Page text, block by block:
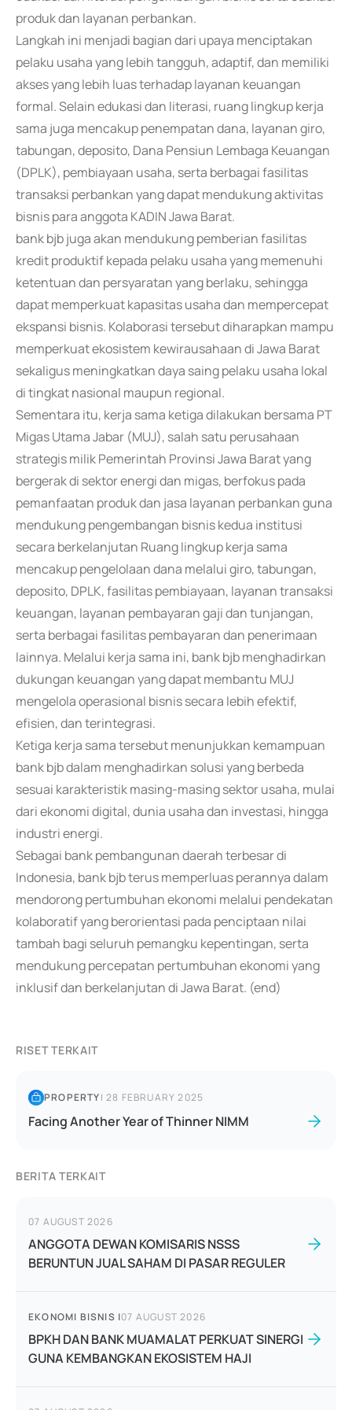
produk dan layanan perbankan.
Langkah ini menjadi bagian dari upaya menciptakan
pelaku usaha yang lebih tangguh, adaptif, dan memiliki
akses yang lebih luas terhadap layanan keuangan
formal. Selain edukasi dan literasi, ruang lingkup kerja
sama juga mencakup penempatan dana, layanan giro,
tabungan, deposito, Dana Pensiun Lembaga Keuangan
(DPLK), pembiayaan usaha, serta berbagai fasilitas
transaksi perbankan yang dapat mendukung aktivitas
bisnis para anggota KADIN Jawa Barat.
bank bjb juga akan mendukung pemberian fasilitas
kredit produktif kepada pelaku usaha yang memenuhi
ketentuan dan persyaratan yang berlaku, sehingga
dapat memperkuat kapasitas usaha dan mempercepat
ekspansi bisnis. Kolaborasi tersebut diharapkan mampu
memperkuat ekosistem kewirausahaan di Jawa Barat
sekaligus meningkatkan daya saing pelaku usaha lokal
di tingkat nasional maupun regional.
Sementara itu, kerja sama ketiga dilakukan bersama PT
Migas Utama Jabar (MUJ), salah satu perusahaan
strategis milik Pemerintah Provinsi Jawa Barat yang
bergerak di sektor energi dan migas, berfokus pada
pemanfaatan produk dan jasa layanan perbankan guna
mendukung pengembangan bisnis kedua institusi
secara berkelanjutan Ruang lingkup kerja sama
mencakup pengelolaan dana melalui giro, tabungan,
deposito, DPLK, fasilitas pembiayaan, layanan transaksi
keuangan, layanan pembayaran gaji dan tunjangan,
serta berbagai fasilitas pembayaran dan penerimaan
lainnya. Melalui kerja sama ini, bank bjb menghadirkan
dukungan keuangan yang dapat membantu MUJ
mengelola operasional bisnis secara lebih efektif,
efisien, dan terintegrasi.
Ketiga kerja sama tersebut menunjukkan kemampuan
bank bjb dalam menghadirkan solusi yang berbeda
sesuai karakteristik masing-masing sektor usaha, mulai
dari ekonomi digital, dunia usaha dan investasi, hingga
industri energi.
Sebagai bank pembangunan daerah terbesar di
Indonesia, bank bjb terus memperluas perannya dalam
mendorong pertumbuhan ekonomi melalui pendekatan
kolaboratif yang berorientasi pada penciptaan nilai
tambah bagi seluruh pemangku kepentingan, serta
mendukung percepatan pertumbuhan ekonomi yang
inklusif dan berkelanjutan di Jawa Barat. (end)
RISET TERKAIT
PROPERTY|28 FEBRUARY 2025
Facing Another Year of Thinner NIMM
BERITA TERKAIT
07 AUGUST 2026
ANGGOTA DEWAN KOMISARIS NSSS
BERUNTUN JUAL SAHAM DI PASAR REGULER
EKONOMI BISNIS |07 AUGUST 2026
BPKH DAN BANK MUAMALAT PERKUAT SINERGI
GUNA KEMBANGKAN EKOSISTEM HAJI